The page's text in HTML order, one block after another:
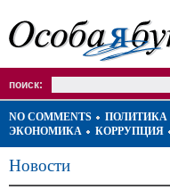
поиск:
NO COMMENTS ПОЛИТИКА
ЭКОНОМИКА
КОРРУПЦИЯ
Новости